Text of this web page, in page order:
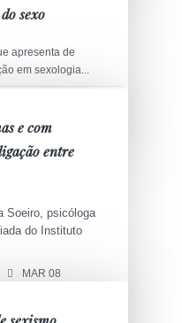
sexo
apresenta de
em sexologia...
e com
entre
Soeiro, psicóloga
do Instituto
MAR 08